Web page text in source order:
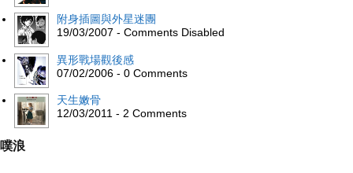
附身插圖與外星迷團
19/03/2007 - Comments Disabled
異形戰場觀後感
07/02/2006 - 0 Comments
天生嫩骨
12/03/2011 - 2 Comments
噗浪